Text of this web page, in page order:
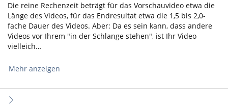
Die reine Rechenzeit beträgt für das Vorschauvideo etwa die
Länge des Videos, für das Endresultat etwa die 1,5 bis 2,0-
fache Dauer des Videos. Aber: Da es sein kann, dass andere
Videos vor Ihrem "in der Schlange stehen", ist Ihr Video
vielleich…
Mehr anzeigen